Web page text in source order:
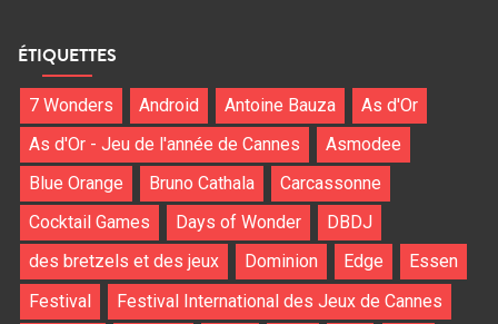
ÉTIQUETTES
7 Wonders Android Antoine Bauza
As d'Or
As d'Or - Jeu de l'année de Cannes
Asmodee
Blue Orange
Bruno Cathala
Carcassonne
Cocktail Games
Days of Wonder
DBDJ
des bretzels et des jeux
Dominion Edge
Essen
Festival
Festival International des Jeux de Cannes